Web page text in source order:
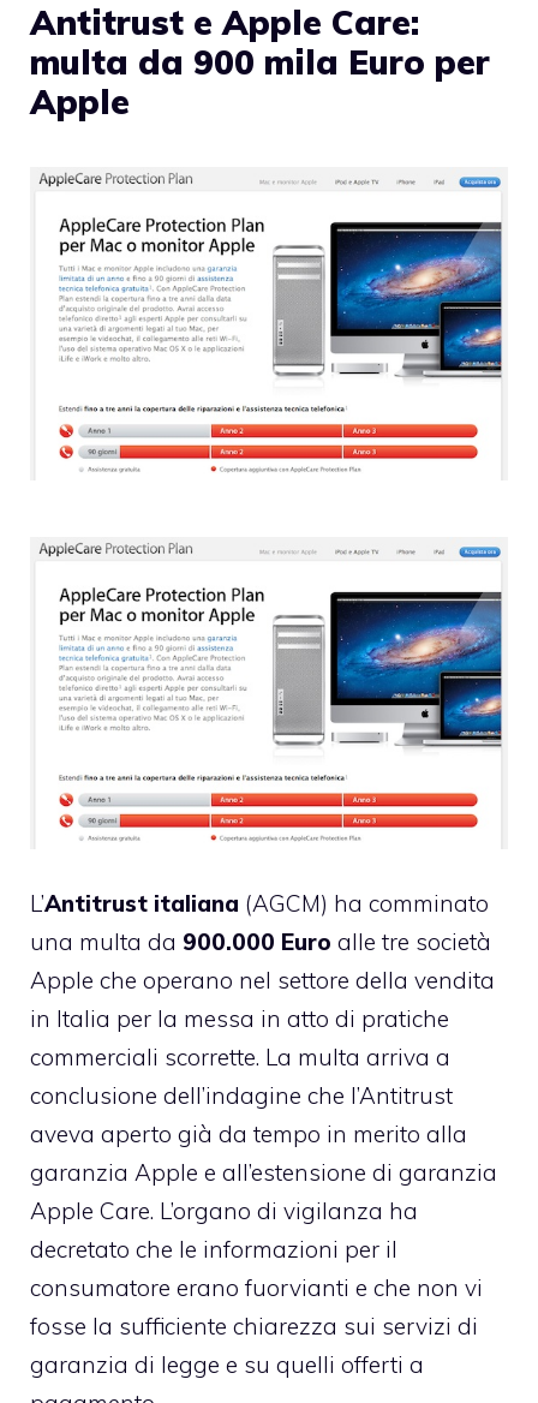
Antitrust e Apple Care:
multa da 900 mila Euro per
Apple
L’Antitrust italiana (AGCM) ha comminato
una multa da 900.000 Euro alle tre società
Apple che operano nel settore della vendita
in Italia per la messa in atto di pratiche
commerciali scorrette. La multa arriva a
conclusione dell’indagine che l’Antitrust
aveva aperto già da tempo in merito alla
garanzia Apple e all’estensione di garanzia
Apple Care. L’organo di vigilanza ha
decretato che le informazioni per il
consumatore erano fuorvianti e che non vi
fosse la sufficiente chiarezza sui servizi di
garanzia di legge e su quelli offerti a